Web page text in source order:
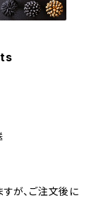
が、ご注文後に